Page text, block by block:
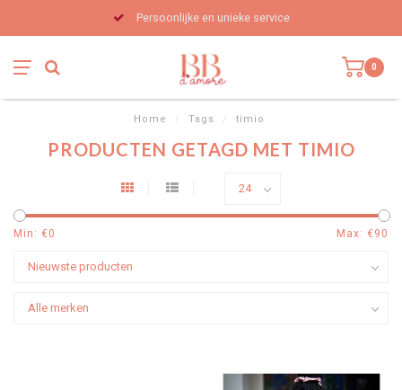
Persoonlijke en unieke service
0
Home / Tags / timio
PRODUCTEN GETAGD MET TIMIO
Min: €0 Max: €90